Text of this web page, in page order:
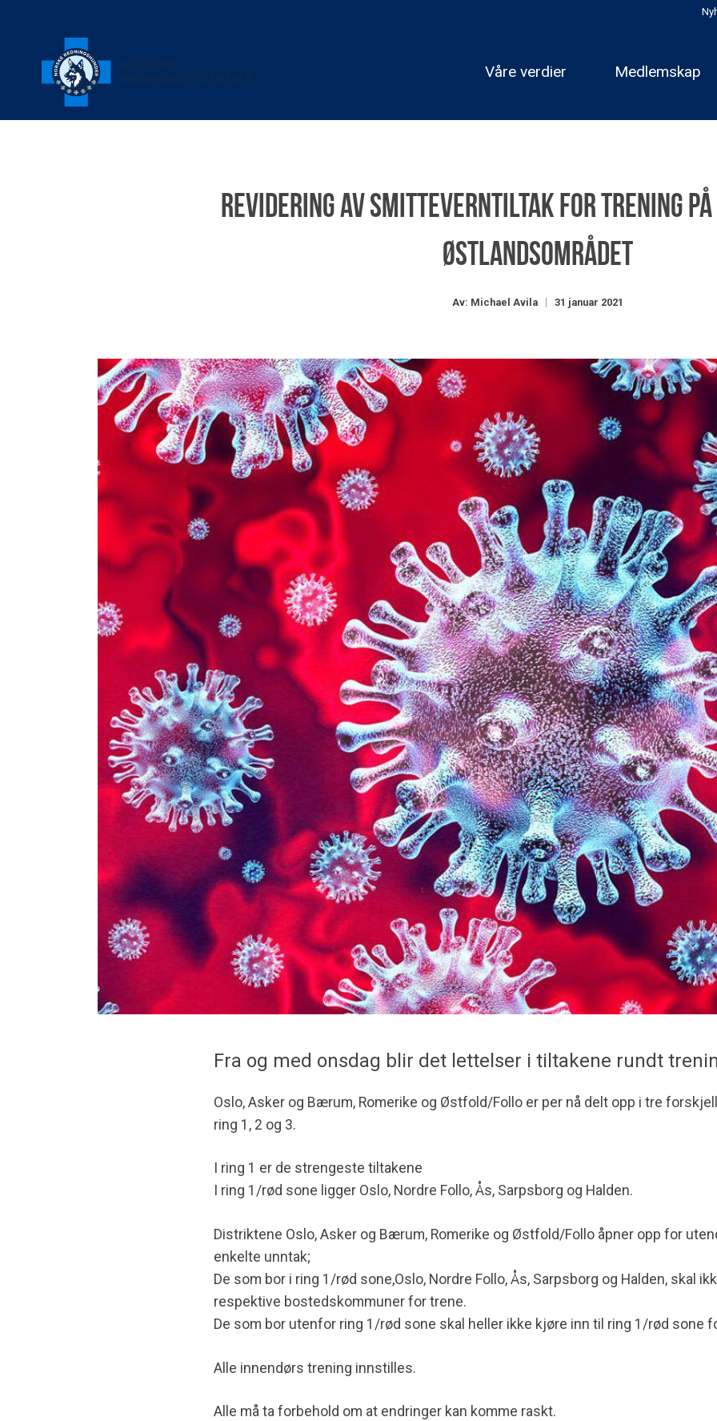
Våre verdier Medlemskap
Revidering av smitteverntiltak for trening
Østlandsområdet
Av: Michael Avila 31 januar 2021
Fra og med onsdag blir det lettelser i tiltakene rundt
Oslo, Asker og Bærum, Romerike og Østfold/Follo er per nå delt opp i tre
ring 1, 2 og 3.
I ring 1 er de strengeste tiltakene
I ring 1/rød sone ligger Oslo, Nordre Follo, Ås, Sarpsborg og Halden.
Distriktene Oslo, Asker og Bærum, Romerike og Østfold/Follo åpner opp for
enkelte unntak;
De som bor i ring 1/rød sone,Oslo, Nordre Follo, Ås, Sarpsborg og Halden, skal
respektive bostedskommuner for trene.
De som bor utenfor ring 1/rød sone skal heller ikke kjøre inn til ring 1/rød sone
Alle innendørs trening innstilles.
Alle må ta forbehold om at endringer kan komme raskt.